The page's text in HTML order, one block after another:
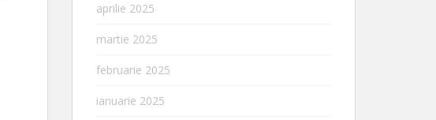
aprilie 2025
martie 2025
februarie 2025
ianuarie 2025